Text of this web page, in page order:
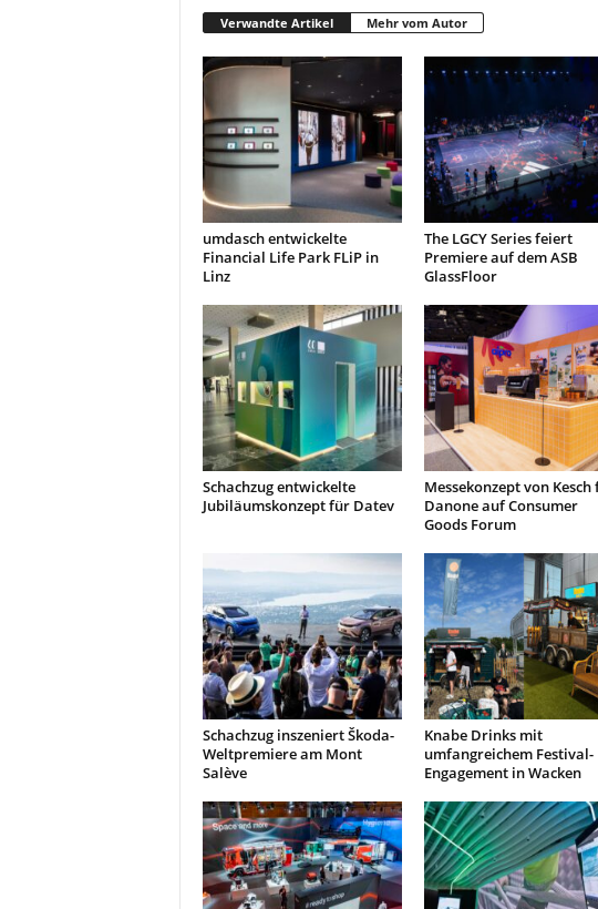
Verwandte Artikel Mehr vom Autor
umdasch entwickelte
Financial Life Park FLiP in
Linz
The LGCY Series feiert
Premiere auf dem ASB
GlassFloor
Schachzug entwickelte
Jubiläumskonzept für Datev
Messekonzept von Kesch
Danone auf Consumer
Goods Forum
Schachzug inszeniert Škoda-
Weltpremiere am Mont
Salève
Knabe Drinks mit
umfangreichem Festival-
Engagement in Wacken